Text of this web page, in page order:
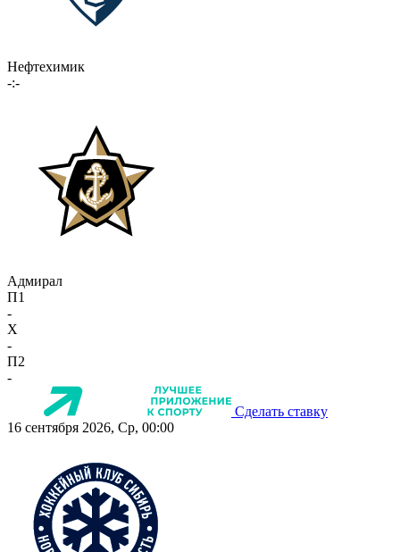
Нефтехимик
-:-
Адмирал
П1
-
X
-
П2
-
Сделать ставку
16 сентября 2026, Ср, 00:00